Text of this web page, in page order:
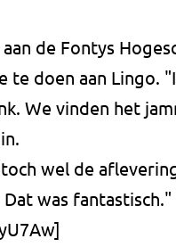
de Fontys
te doen aan Lingo.
We vinden het
wel de
Dat was fantastisch."